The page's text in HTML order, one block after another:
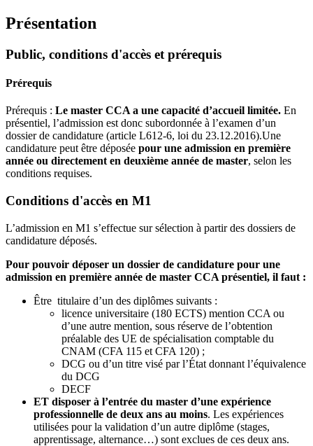
Présentation
Public, conditions d'accès et prérequis
Prérequis
Prérequis : Le master CCA a une capacité d’accueil limitée. En
présentiel, l’admission est donc subordonnée à l’examen d’un
dossier de candidature (article L612-6, loi du 23.12.2016).Une
candidature peut être déposée pour une admission en première
année ou directement en deuxième année de master, selon les
conditions requises.
Conditions d'accès en M1
L’admission en M1 s’effectue sur sélection à partir des dossiers de
candidature déposés.
Pour pouvoir déposer un dossier de candidature pour une
admission en première année de master CCA présentiel, il faut :
Être titulaire d’un des diplômes suivants :
licence universitaire (180 ECTS) mention CCA ou
d’une autre mention, sous réserve de l’obtention
préalable des UE de spécialisation comptable du
CNAM (CFA 115 et CFA 120) ;
DCG ou d’un titre visé par l’État donnant l’équivalence
du DCG
DECF
ET disposer à l’entrée du master d’une expérience
professionnelle de deux ans au moins. Les expériences
utilisées pour la validation d’un autre diplôme (stages,
apprentissage, alternance…) sont exclues de ces deux ans.